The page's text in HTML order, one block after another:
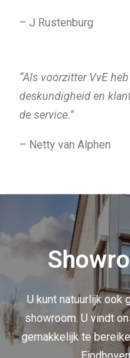
– J Rustenburg
“Als voorzitter VvE
deskundigheid en
de service.”
– Netty van Alphen
U kunt natuurlijk ook
showroom. U vindt
gemakkelijk te